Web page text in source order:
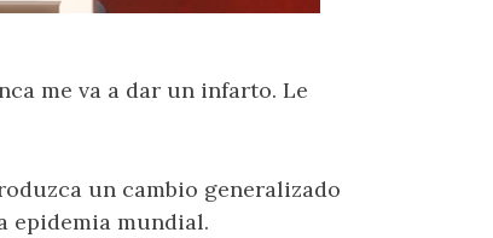
me va a dar un infarto. Le
un cambio generalizado
epidemia mundial.